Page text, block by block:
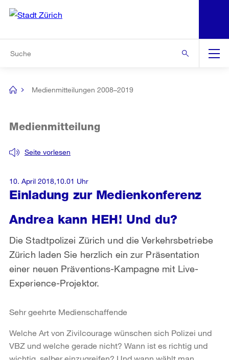
Navigation
[no
Medienmitteilungen 2008–2019
Einladung zur Medienkonferenz
Seite vorlesen
Medienmitteilung
Andrea kann HEH! Und du?
Die Stadtpolizei Zürich und die Verkehrsbetriebe
Zürich laden Sie herzlich ein zur Präsentation
einer neuen Präventions-Kampagne mit Live-
Experience-Projektor.
10. April 2018,10.01 Uhr
Sehr geehrte Medienschaffende
Welche Art von Zivilcourage wünschen sich Polizei und
VBZ und welche gerade nicht? Wann ist es richtig und
wichtig, selber einzugreifen? Und wann wählt man